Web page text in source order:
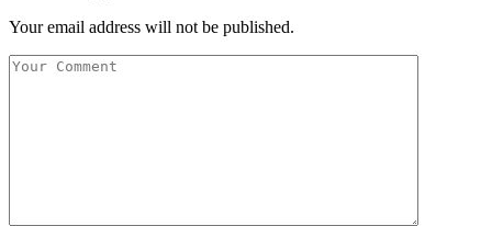
Your email address will not be published.